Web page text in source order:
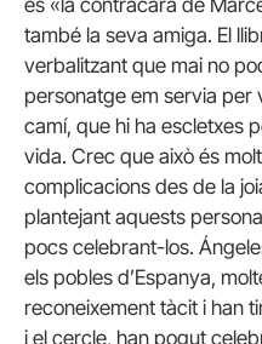
és «la contracara de
també la seva amiga. El
verbalitzant que mai no
personatge em servia per
camí, que hi ha escletxes
vida. Crec que això és
complicacions des de la
plantejant aquests
pocs celebrant-los.
els pobles d’Espanya,
reconeixement tàcit i han
i el cercle, han pogut